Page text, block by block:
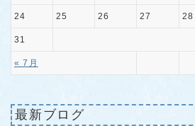
« 7月
24 25 26 27 28
31
最新ブログ